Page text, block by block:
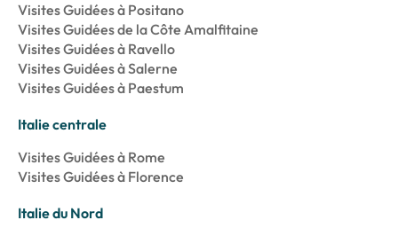
Visites Guidées à Positano
Visites Guidées de la Côte Amalfitaine
Visites Guidées à Ravello
Visites Guidées à Salerne
Visites Guidées à Paestum
Italie centrale
Visites Guidées à Rome
Visites Guidées à Florence
Italie du Nord